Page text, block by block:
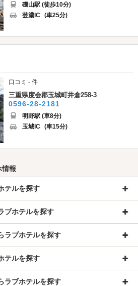
磯山駅 (徒歩10分)
芸濃IC (車25分)
口コミ - 件
三重県度会郡玉城町井倉258-3
0596-28-2181
明野駅 (車8分)
玉城IC (車15分)
情報
テルを探す
ブホテルを探す
ラブホテルを探す
テルを探す
ラブホテルを探す